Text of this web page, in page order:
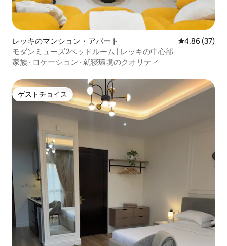
レッキのマンション・アパート レビュー37
4.86 (37)
モダンミューズ2ベッドルーム | レッキの中心部
家族 · ロケーション · 就寝環境のクオリティ
ゲストチョイス
ゲストチョイス